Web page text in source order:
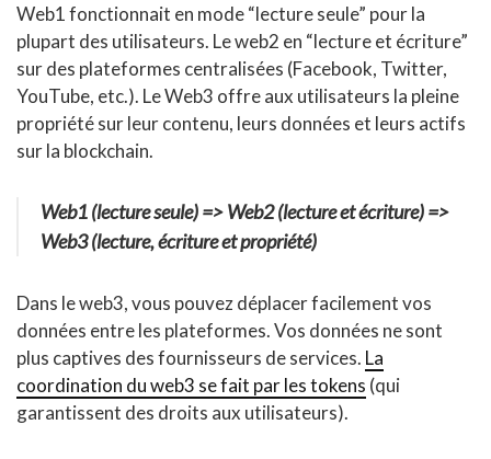
Web1 fonctionnait en mode “lecture seule” pour la
plupart des utilisateurs. Le web2 en “lecture et écriture”
sur des plateformes centralisées (Facebook, Twitter,
YouTube, etc.). Le Web3 offre aux utilisateurs la pleine
propriété sur leur contenu, leurs données et leurs actifs
sur la blockchain.
Web1 (lecture seule) => Web2 (lecture et écriture) =>
Web3 (lecture, écriture et propriété)
Dans le web3, vous pouvez déplacer facilement vos
données entre les plateformes. Vos données ne sont
plus captives des fournisseurs de services. La
coordination du web3 se fait par les tokens (qui
garantissent des droits aux utilisateurs).